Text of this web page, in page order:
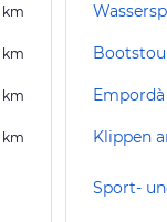
km
km
km
km Klippen